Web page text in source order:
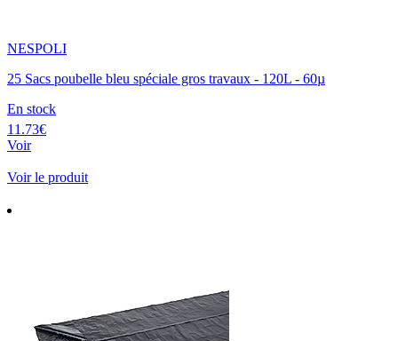
NESPOLI
25 Sacs poubelle bleu spéciale gros travaux - 120L - 60µ
En stock
11.73€
Voir
Voir le produit